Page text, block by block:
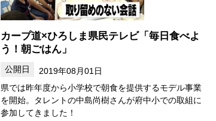
カープ道×ひろしま県民テレビ「毎日食べよ
う！朝ごはん」
2019年08月01日
県では昨年度から小学校で朝食を提供するモデル事業
を開始。タレントの中島尚樹さんが府中小での取組に
参加してきました！